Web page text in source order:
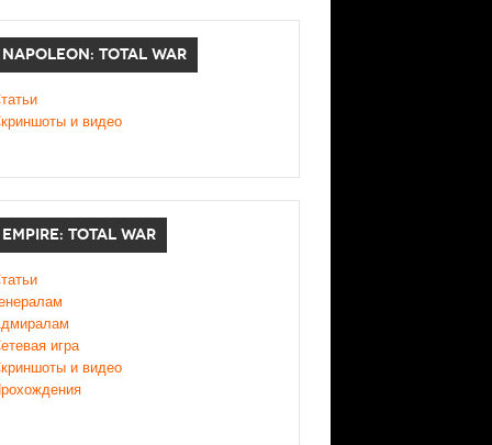
NAPOLEON: TOTAL WAR
и видео
EMPIRE: TOTAL WAR
игра
и видео